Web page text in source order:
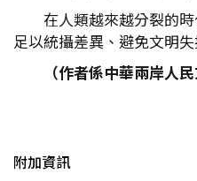
在人類越來越分裂的
足以統攝差異、避免文明失
（作者係中華兩岸人
附加資訊